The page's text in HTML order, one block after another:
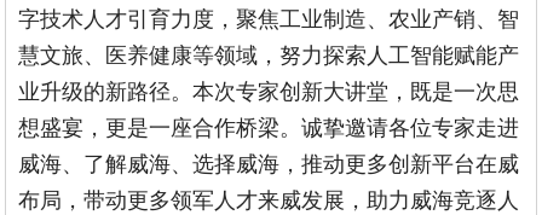
字技术人才引育力度，聚焦工业制造、农业产销、智
慧文旅、医养健康等领域，努力探索人工智能赋能产
业升级的新路径。本次专家创新大讲堂，既是一次思
想盛宴，更是一座合作桥梁。诚挚邀请各位专家走进
威海、了解威海、选择威海，推动更多创新平台在威
布局，带动更多领军人才来威发展，助力威海竞逐人